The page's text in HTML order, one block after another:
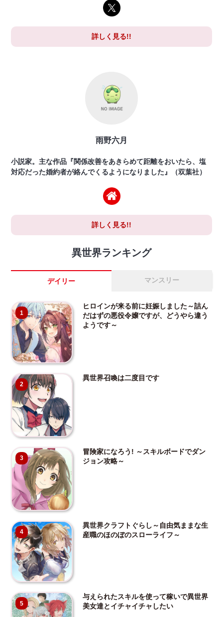
詳しく見る!!
雨野六月
小説家。主な作品『関係改善をあきらめて距離をおいたら、塩
対応だった婚約者が絡んでくるようになりました』（双葉社）
詳しく見る!!
異世界ランキング
デイリー マンスリー
1
ヒロインが来る前に妊娠しました～詰ん
だはずの悪役令嬢ですが、どうやら違う
ようです～
2
異世界召喚は二度目です
3
冒険家になろう! ～スキルボードでダン
ジョン攻略～
4
異世界クラフトぐらし～自由気ままな生
産職のほのぼのスローライフ～
5
与えられたスキルを使って稼いで異世界
美女達とイチャイチャしたい